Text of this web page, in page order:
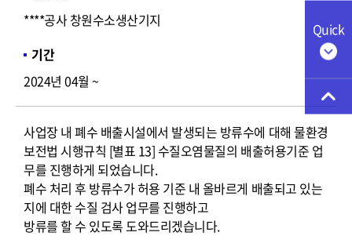
Quick
****공사 창원수소생산기지
기간
2024년 04월 ~
사업장 내 폐수 배출시설에서 발생되는 방류수에 대해 물환경
보전법 시행규칙 [별표 13] 수질오염물질의 배출허용기준 업
무를 진행하게 되었습니다.
폐수 처리 후 방류수가 허용 기준 내 올바르게 배출되고 있는
지에 대한 수질 검사 업무를 진행하고
방류를 할 수 있도록 도와드리겠습니다.